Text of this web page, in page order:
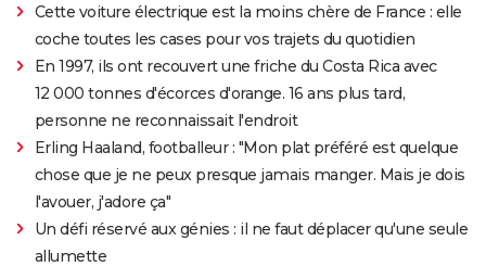
Cette voiture électrique est la moins chère de France : elle
coche toutes les cases pour vos trajets du quotidien
En 1997, ils ont recouvert une friche du Costa Rica avec
12 000 tonnes d'écorces d'orange. 16 ans plus tard,
personne ne reconnaissait l'endroit
Erling Haaland, footballeur : "Mon plat préféré est quelque
chose que je ne peux presque jamais manger. Mais je dois
l'avouer, j'adore ça"
Un défi réservé aux génies : il ne faut déplacer qu'une seule
allumette